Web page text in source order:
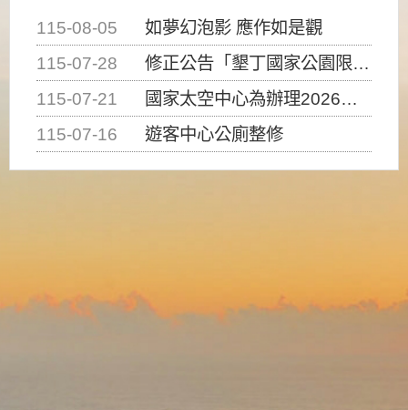
115-08-05
如夢幻泡影 應作如是觀
115-07-28
修正公告「墾丁國家公園限制水域遊憩活動之種類、範圍、時間及行為」，自即日生效。
115-07-21
國家太空中心為辦理2026台灣盃火箭競賽，陸、海、空域警戒及協調相關事宜，因颱風備案事宜
115-07-16
遊客中心公廁整修